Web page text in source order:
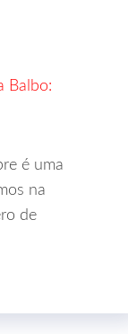
Balbo:
é uma
na
de